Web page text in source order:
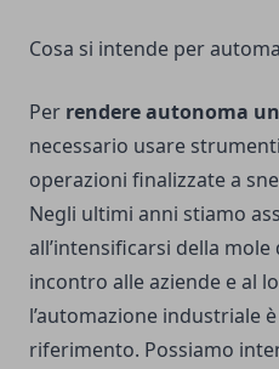
Cosa si intende per
Per rendere autonoma
necessario usare
operazioni finalizzate a
Negli ultimi anni stiamo
all’intensificarsi della
incontro alle aziende e al
l’automazione industriale
riferimento. Possiamo